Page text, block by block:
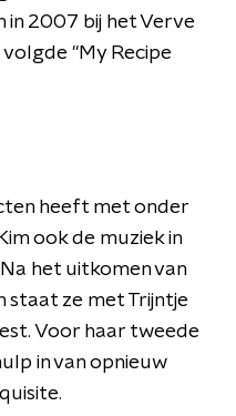
in 2007 bij het Verve
"My Recipe
heeft met onder
ook de muziek in
het uitkomen van
staat ze met Trijntje
Voor haar tweede
in van opnieuw